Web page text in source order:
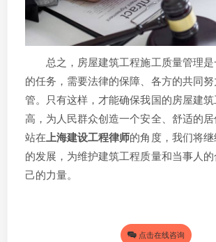
总之，房屋建筑工程施工质量管理是
的任务，需要法律的保障、各方的共同
管。只有这样，才能确保我国的房屋建
高，为人民群众创造一个安全、舒适的居
站在上海建设工程律师的角度，我们将
的发展，为维护建筑工程质量和当事人
己的力量。
点击在线咨询